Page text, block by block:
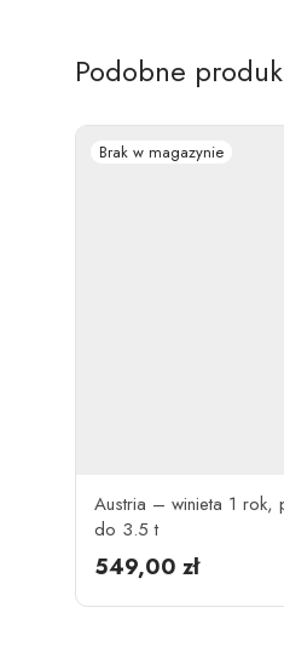
Podobne
Austria – winieta 1 rok,
do 3.5 t
549,00 zł